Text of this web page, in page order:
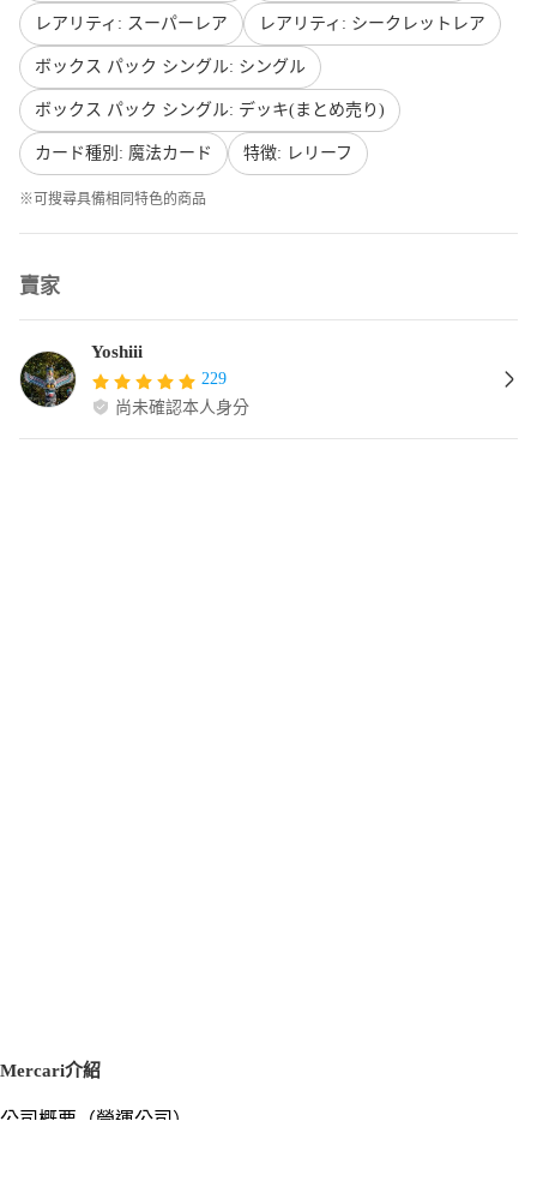
レアリティ: スーパーレア レアリティ: シークレットレア
ボックス パック シングル: シングル
ボックス パック シングル: デッキ(まとめ売り)
カード種別: 魔法カード 特徴: レリーフ
※可搜尋具備相同特色的商品
賣家
Yoshiii
229
尚未確認本人身分
Mercari介紹
公司概要（營運公司）